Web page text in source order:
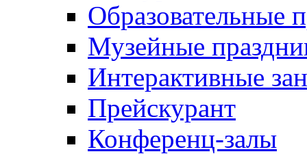
Образовательные
Музейные
Интерактивные
Прейскурант
Конференц-залы